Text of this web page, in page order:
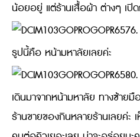
น้อยอยู่ แต่ร้านเสื้อผ้า ต่างๆ เปิ
รูปนี้คือ หน้ามหาลัยเลยค่ะ
เดินมาจากหน้ามหาลัย ทางซ้ายมื
ร้านขายของกินหลายร้านเลยค่ะ